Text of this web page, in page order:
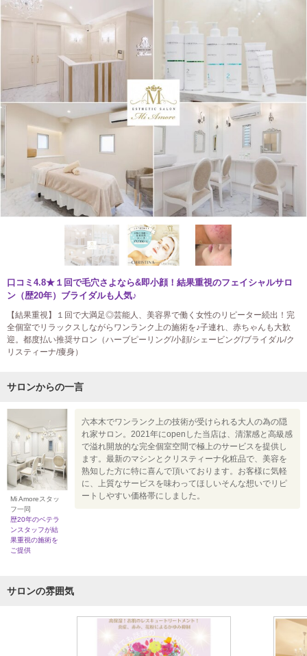
口コミ4.8★１回で毛穴さよなら&即小顔！結果重視のフェイシャルサロ
ン（歴20年）ブライダルも人気♪
【結果重視】１回で大満足◎芸能人、美容界で働く女性のリピーター続出！完
全個室でリラックスしながらワンランク上の施術を♪子連れ、赤ちゃんも大歓
迎。都度払い推奨サロン（ハーブピーリング/小顔/シェービング/ブライダル/ク
リスティーナ/痩身）
サロンからの一言
Mi Amoreスタッ
フ一同
歴20年のベテラ
ンスタッフが結
果重視の施術を
ご提供
六本木でワンランク上の技術が受けられる大人の為の隠
れ家サロン。2021年にopenした当店は、清潔感と高級感
で溢れ開放的な完全個室空間で極上のサービスを提供し
ます。最新のマシンとクリスティーナ化粧品で、美容を
熟知した方に特に喜んで頂いております。お客様に気軽
に、上質なサービスを味わってほしいそんな想いでリピ
ートしやすい価格帯にしました。
サロンの雰囲気